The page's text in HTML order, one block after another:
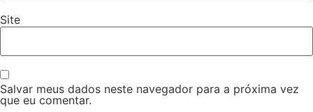
Site
Salvar meus dados neste navegador para a próxima vez
que eu comentar.